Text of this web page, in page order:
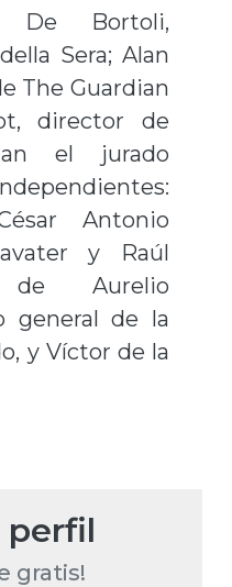
De Bortoli,
Sera; Alan
The Guardian
director de
el jurado
Antonio
y Raúl
de Aurelio
general de la
y Víctor de la
perfil
gratis!